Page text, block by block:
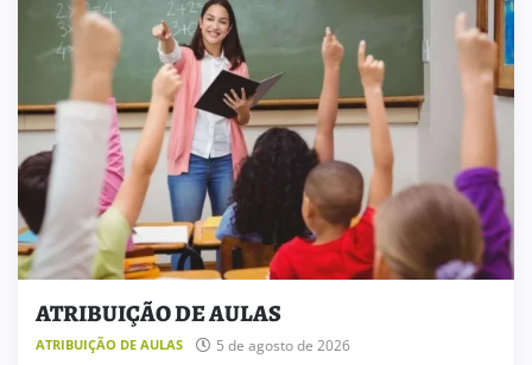
ATRIBUIÇÃO DE AULAS
ATRIBUIÇÃO DE AULAS 5 de agosto de 2026